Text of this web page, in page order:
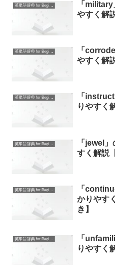
英単語辞典 for Beginners
「
やすく解
英単語辞典 for Beginners
「
やすく解
英単語辞典 for Beginners
「
りやすく
英単語辞典 for Beginners
「jewel
すく解説
英単語辞典 for Beginners
「
かりやす
き】
英単語辞典 for Beginners
「
りやすく